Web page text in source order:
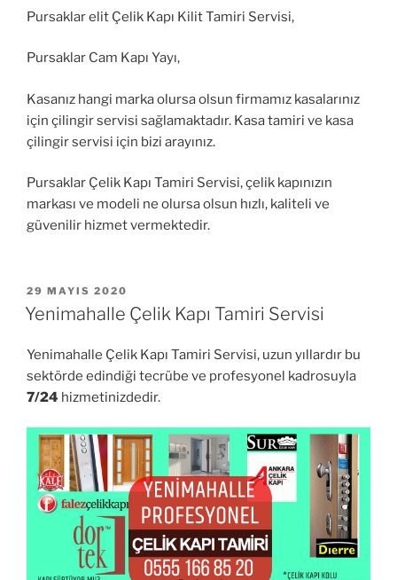
Pursaklar elit Çelik Kapı Kilit Tamiri Servisi,
Pursaklar Cam Kapı Yayı,
Kasanız hangi marka olursa olsun firmamız kasalarınız
için çilingir servisi sağlamaktadır. Kasa tamiri ve kasa
çilingir servisi için bizi arayınız.
Pursaklar Çelik Kapı Tamiri Servisi, çelik kapınızın
markası ve modeli ne olursa olsun hızlı, kaliteli ve
güvenilir hizmet vermektedir.
YAYIM
TARIHI
29 MAYIS 2020
Yenimahalle Çelik Kapı Tamiri Servisi
Yenimahalle Çelik Kapı Tamiri Servisi, uzun yıllardır bu
sektörde edindiği tecrübe ve profesyonel kadrosuyla
7/24 hizmetinizdedir.